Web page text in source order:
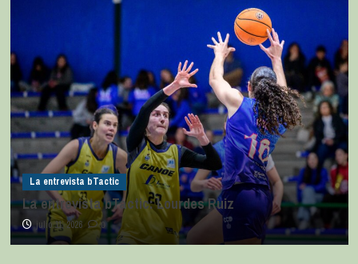
La entrevista bTactic
La entrevista bTactic: Lourdes Ruiz
julio 11, 2026 0